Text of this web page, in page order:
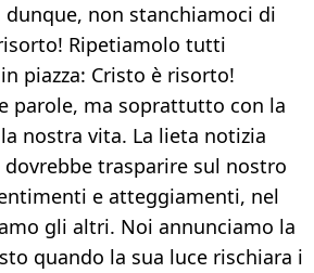
non stanchiamoci di
Ripetiamolo tutti
piazza: Cristo è risorto!
parole, ma soprattutto con la
nostra vita. La lieta notizia
dovrebbe trasparire sul nostro
e atteggiamenti, nel
gli altri. Noi annunciamo la
quando la sua luce rischiara i